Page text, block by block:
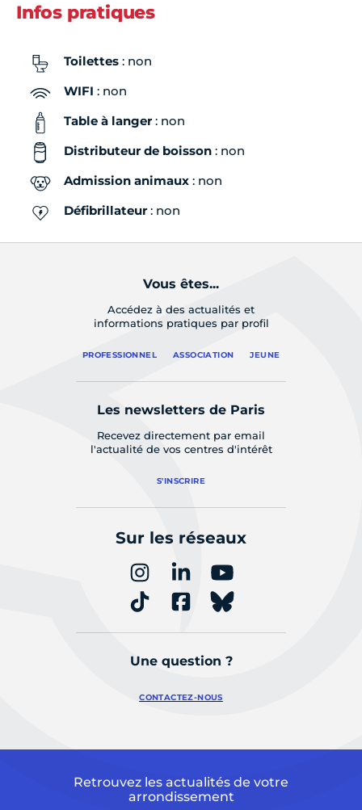
Infos pratiques
Toilettes : non
WIFI : non
Table à langer: non
Distributeur de boisson : non
Admission animaux : non
Défibrillateur: non
Vous êtes...
Accédez à des actualités et
informations pratiques par profil
PROFESSIONNEL ASSOCIATION JEUNE
Les newsletters de Paris
Recevez directement par email
l'actualité de vos centres d'intérêt
S'INSCRIRE
Sur les réseaux
Une question ?
CONTACTEZ-NOUS
Retrouvez les actualités de votre
arrondissement